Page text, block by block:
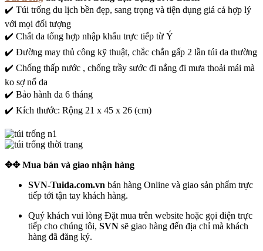
✔️ Túi trống du lịch bền đẹp, sang trọng và tiện dụng giá cả hợp lý
với mọi đối tượng
✔️ Chất da tổng hợp nhập khẩu trực tiếp từ Ý
✔️ Đường may thủ công kỹ thuật, chắc chắn gấp 2 lần túi da thường
✔️ Chống thấp nước , chống trầy sước đi nắng đi mưa thoải mái mà
ko sợ nổ da
✔️ Bảo hành da 6 tháng
✔️ Kích thước: Rộng 21 x 45 x 26 (cm)
✥✥Mua bán và giao nhận hàng
SVN-Tuida.com.vn bán hàng Online và giao sản phẩm trực
tiếp tới tận tay khách hàng.
Quý khách vui lòng Đặt mua trên website hoặc gọi điện trực
tiếp cho chúng tôi, SVN sẽ giao hàng đến địa chỉ mà khách
hàng đã đăng ký.